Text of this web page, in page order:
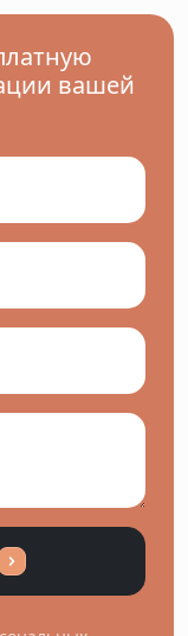
вашей